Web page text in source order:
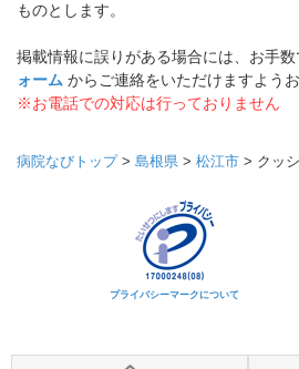
ものとします。
掲載情報に誤りがある場合には、お手数
ォーム からご連絡をいただけますよう
※お電話での対応は行っておりません
病院なびトップ> 島根県 > 松江市 > クッ
プライバシーマークについて